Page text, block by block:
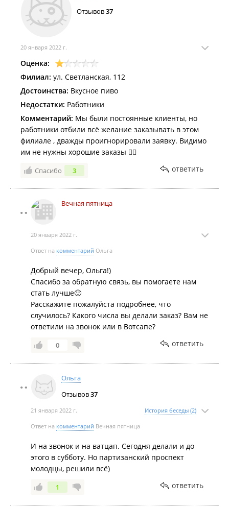
Отзывов37
20 января 2022 г.
Оценка:
Филиал: ул. Светланская, 112
Достоинства: Вкусное пиво
Недостатки: Работники
Комментарий: Мы были постоянные клиенты, но
работники отбили всё желание заказывать в этом
филиале , дважды проигнорировали заявку. Видимо
им не нужны хорошие заказы 🤷‍♀️
Спасибо 3 ответить
Вечная пятница
20 января 2022 г.
Ответ на комментарий Ольга
Добрый вечер, Ольга!)
Спасибо за обратную связь, вы помогаете нам
стать лучше🙂
Расскажите пожалуйста подробнее, что
случилось? Какого числа вы делали заказ? Вам не
ответили на звонок или в Вотсапе?
0 ответить
Ольга
Отзывов37
21 января 2022 г. История беседы (2)
Ответ на комментарий Вечная пятница
И на звонок и на ватцап. Сегодня делали и до
этого в субботу. Но партизанский проспект
молодцы, решили всё)
1 ответить